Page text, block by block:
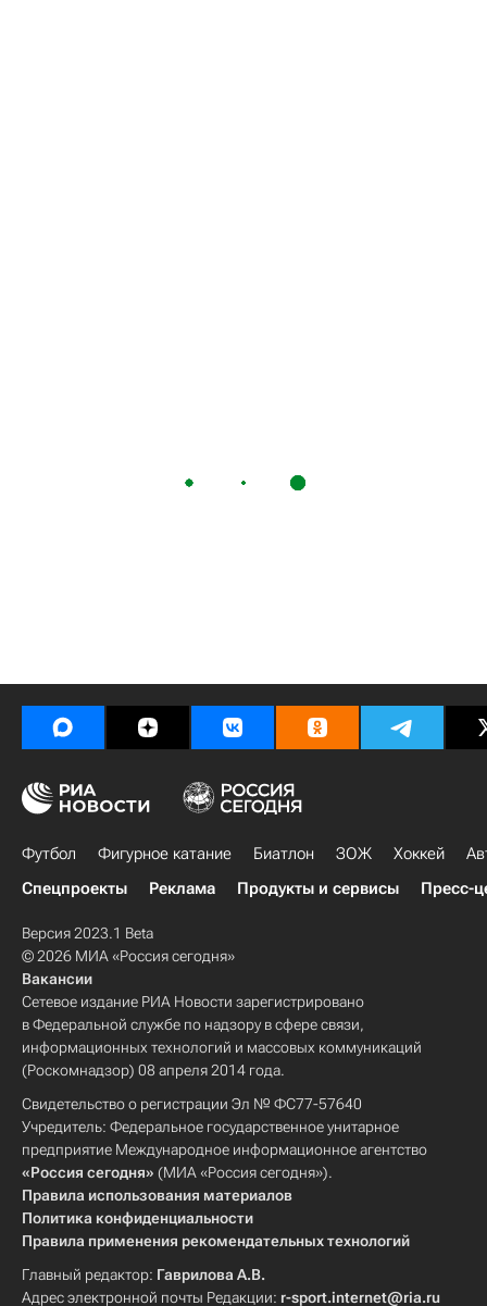
Футбол Фигурное катание Биатлон ЗОЖ Хоккей
Спецпроекты
Реклама Продукты и сервисы Пресс-
Версия 2023.1 Beta
© 2026 МИА «Россия сегодня»
Вакансии
Сетевое издание РИА Новости зарегистрировано
в Федеральной службе по надзору в сфере связи,
информационных технологий и массовых коммуникаций
(Роскомнадзор) 08 апреля 2014 года.
Свидетельство о регистрации Эл № ФС77-57640
Учредитель: Федеральное государственное унитарное
предприятие Международное информационное агентство
«Россия сегодня» (МИА «Россия сегодня»).
Правила использования материалов
Политика конфиденциальности
Правила применения рекомендательных технологий
Главный редактор: Гаврилова А.В.
Адрес электронной почты Редакции: r-sport.internet@ria.ru